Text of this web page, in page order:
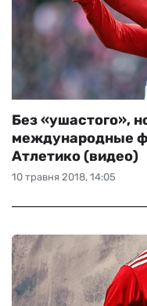
10 травня 2018, 14:05
Без «ушастого»,
международные
Атлетико (видео)